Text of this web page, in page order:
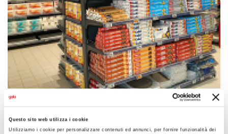
Questo sito web utilizza i cookie
Utilizziamo i cookie per personalizzare contenuti ed annunci, per fornire funzionalità dei